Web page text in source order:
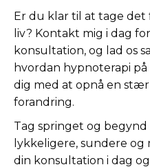
Er du klar til at tage
liv? Kontakt mig i dag
konsultation, og lad os
hvordan hypnoterapi
dig med at opnå en
forandring.
Tag springet og begynd
lykkeligere, sundere og
din konsultation i dag